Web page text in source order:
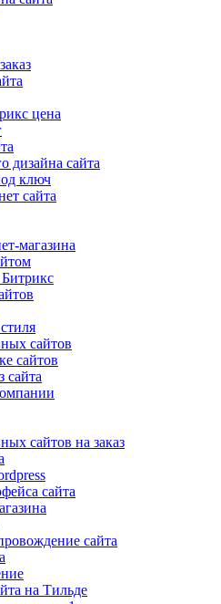
цена
дизайна сайта
ключ
сайта
магазина
Битрикс
сайтов
сайтов
сайта
сайтов на заказ
сайта
сайта
на Тильде